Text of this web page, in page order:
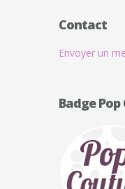
Contact
Envoyer un
Badge